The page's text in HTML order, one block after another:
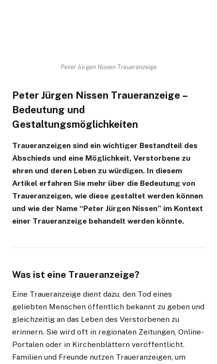
Peter Jürgen Nissen Traueranzeige
Peter Jürgen Nissen Traueranzeige –
Bedeutung und
Gestaltungsmöglichkeiten
Traueranzeigen sind ein wichtiger Bestandteil des
Abschieds und eine Möglichkeit, Verstorbene zu
ehren und deren Leben zu würdigen. In diesem
Artikel erfahren Sie mehr über die Bedeutung von
Traueranzeigen, wie diese gestaltet werden können
und wie der Name “Peter Jürgen Nissen” im Kontext
einer Traueranzeige behandelt werden könnte.
Was ist eine Traueranzeige?
Eine Traueranzeige dient dazu, den Tod eines
geliebten Menschen öffentlich bekannt zu geben und
gleichzeitig an das Leben des Verstorbenen zu
erinnern. Sie wird oft in regionalen Zeitungen, Online-
Portalen oder in Kirchenblättern veröffentlicht.
Familien und Freunde nutzen Traueranzeigen, um